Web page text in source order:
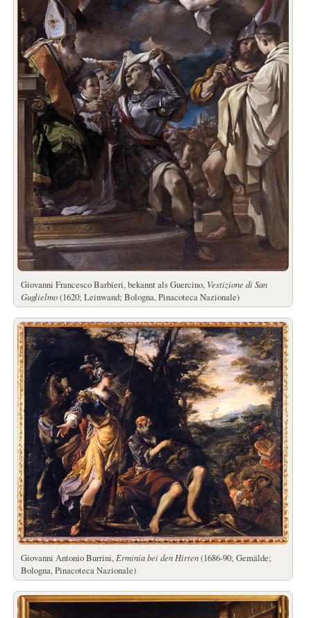
Giovanni Francesco Barbieri, bekannt als Guercino, Vestizione di San
Guglielmo(1620; Leinwand; Bologna, Pinacoteca Nazionale)
Giovanni Antonio Burrini, Erminia bei den Hirten(1686-90; Gemälde;
Bologna, Pinacoteca Nazionale)